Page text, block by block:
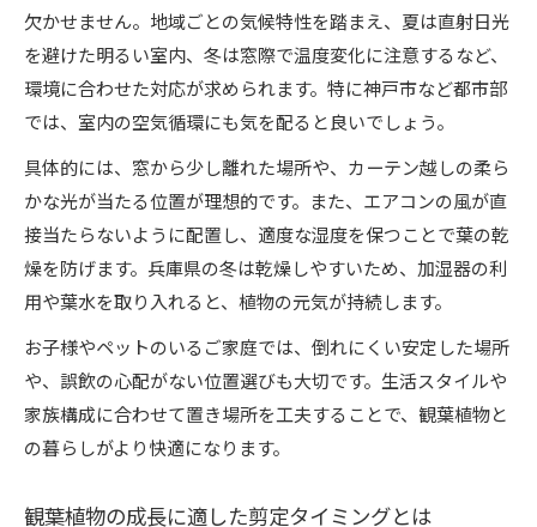
欠かせません。地域ごとの気候特性を踏まえ、夏は直射日光
を避けた明るい室内、冬は窓際で温度変化に注意するなど、
環境に合わせた対応が求められます。特に神戸市など都市部
では、室内の空気循環にも気を配ると良いでしょう。
具体的には、窓から少し離れた場所や、カーテン越しの柔ら
かな光が当たる位置が理想的です。また、エアコンの風が直
接当たらないように配置し、適度な湿度を保つことで葉の乾
燥を防げます。兵庫県の冬は乾燥しやすいため、加湿器の利
用や葉水を取り入れると、植物の元気が持続します。
お子様やペットのいるご家庭では、倒れにくい安定した場所
や、誤飲の心配がない位置選びも大切です。生活スタイルや
家族構成に合わせて置き場所を工夫することで、観葉植物と
の暮らしがより快適になります。
観葉植物の成長に適した剪定タイミングとは